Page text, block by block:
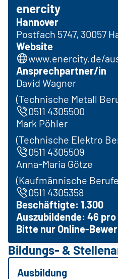
enercity
Hannover
Postfach 5747, 30057
Website
www.enercity.de/
Ansprechpartner/in
David Wagner
(Technische Metall
0511 4305500
Mark Pöhler
(Technische Elektro
0511 4305509
Anna-Maria Götze
(Kaufmännische
0511 4305358
Beschäftigte: 1.300
Auszubildende: 46
Bitte nur Online-
Bildungs- &
Ausbildung